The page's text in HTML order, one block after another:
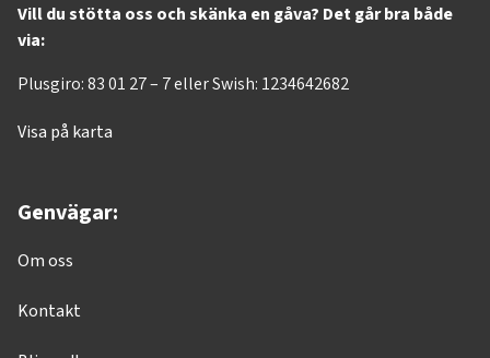
Vill du stötta oss och skänka en gåva? Det går bra både
via:
Plusgiro: 83 01 27 – 7 eller Swish: 1234642682
Visa på karta
Genvägar:
Om oss
Kontakt